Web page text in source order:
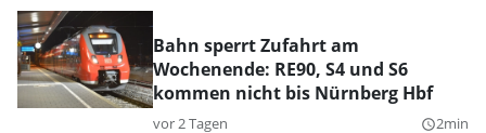
Bahn sperrt Zufahrt am
Wochenende: RE90, S4 und S6
kommen nicht bis Nürnberg Hbf
vor 2 Tagen query_builder2min